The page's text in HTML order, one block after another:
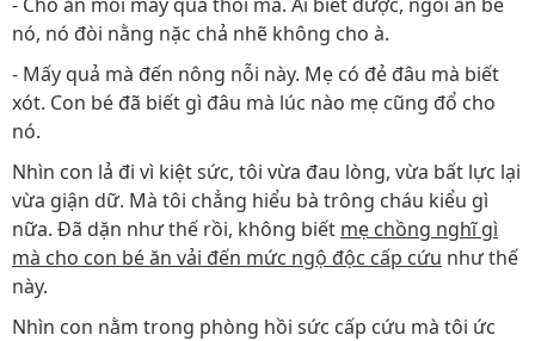
nó, nó đòi nằng nặc chả nhẽ không cho à.
- Mấy quả mà đến nông nỗi này. Mẹ có đẻ đâu mà biết
xót. Con bé đã biết gì đâu mà lúc nào mẹ cũng đổ cho
nó.
Nhìn con lả đi vì kiệt sức, tôi vừa đau lòng, vừa bất lực lại
vừa giận dữ. Mà tôi chẳng hiểu bà trông cháu kiểu gì
nữa. Đã dặn như thế rồi, không biết mẹ chồng nghĩ gì
mà cho con bé ăn vải đến mức ngộ độc cấp cứu như thế
này.
Nhìn con nằm trong phòng hồi sức cấp cứu mà tôi ức